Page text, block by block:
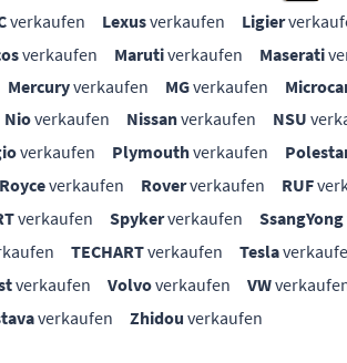
verkaufen Lexusverkaufen Ligier
verkaufen Marutiverkaufen Maserati
Mercuryverkaufen MGverkaufen
Nioverkaufen Nissanverkaufen NSU
verkaufen Plymouthverkaufen
verkaufen Roververkaufen RUF
verkaufen Spykerverkaufen SsangYong
TECHARTverkaufen Tesla
verkaufen Volvoverkaufen VW
verkaufen Zhidou verkaufen